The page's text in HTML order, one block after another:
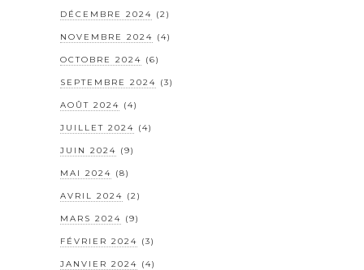
DÉCEMBRE 2024 (2)
NOVEMBRE 2024 (4)
OCTOBRE 2024 (6)
SEPTEMBRE 2024 (3)
AOÛT 2024 (4)
JUILLET 2024 (4)
JUIN 2024 (9)
MAI 2024 (8)
AVRIL 2024 (2)
MARS 2024 (9)
FÉVRIER 2024 (3)
JANVIER 2024 (4)